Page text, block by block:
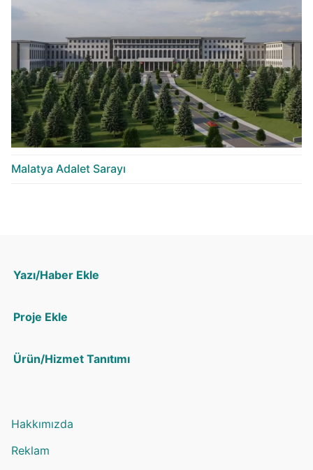
Malatya Adalet Sarayı
Yazı/Haber Ekle
Proje Ekle
Ürün/Hizmet Tanıtımı
Hakkımızda
Reklam